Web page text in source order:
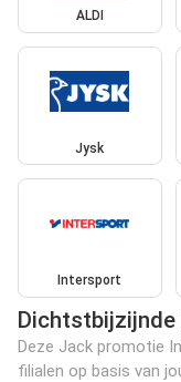
ALDI
Jysk
Intersport
Deze Jack promotie
filialen op basis van